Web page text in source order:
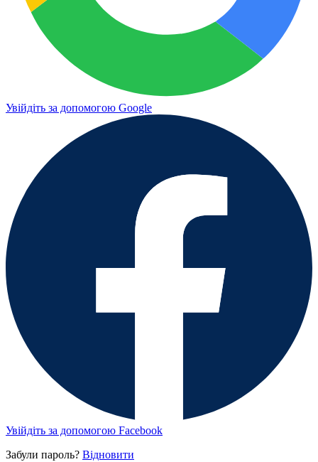
Увійдіть за допомогою Google
Увійдіть за допомогою Facebook
Забули пароль? Відновити